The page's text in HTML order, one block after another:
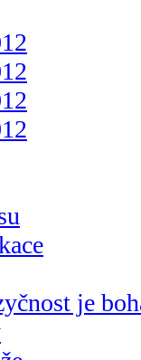
je